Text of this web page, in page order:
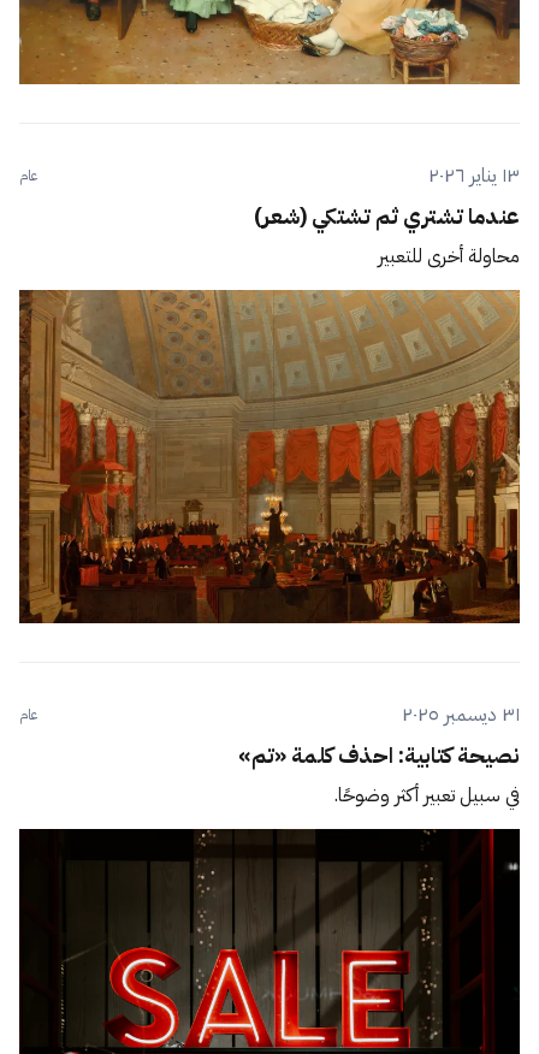
١٣ يناير ٢٠٢٦ عام
عندما تشتري ثم تشتكي (شعر)
محاولة أخرى للتعبير
٣١ ديسمبر ٢٠٢٥ عام
نصيحة كتابية: احذف كلمة «تم»
في سبيل تعبير أكثر وضوحًا.